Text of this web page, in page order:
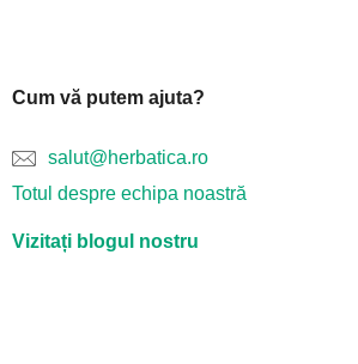
Cum vă putem ajuta?
salut@herbatica.ro
Totul despre echipa noastră
Vizitați blogul nostru